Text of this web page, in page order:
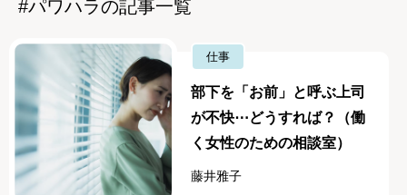
#パワハラの記事一覧
仕事
部下を「お前」と呼ぶ上司
が不快⋯どうすれば？（働
く女性のための相談室）
藤井雅子